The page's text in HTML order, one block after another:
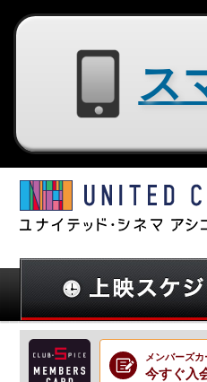
メンバーズ
今すぐ入